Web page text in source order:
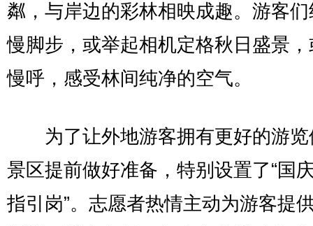
粼，与岸边的彩林相映成趣。游客
慢脚步，或举起相机定格秋日盛景
慢呼，感受林间纯净的空气。
为了让外地游客拥有更好的游览
景区提前做好准备，特别设置了“国
指引岗”。志愿者热情主动为游客提